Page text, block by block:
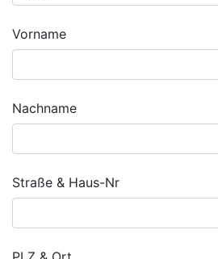
Vorname
Nachname
Straße & Haus-Nr